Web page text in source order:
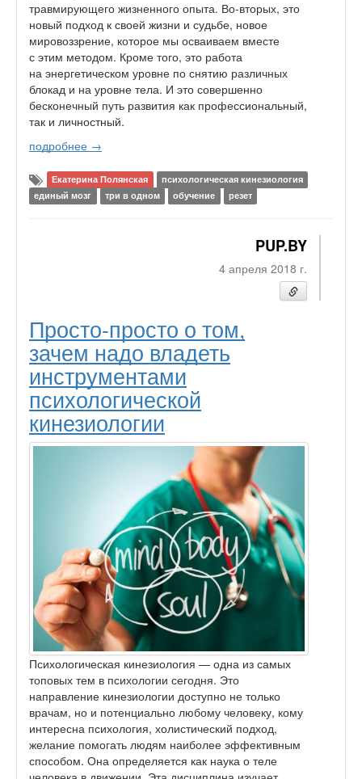
травмирующего жизненного опыта. Во-вторых, это
новый подход к своей жизни и судьбе, новое
мировоззрение, которое мы осваиваем вместе
с этим методом. Кроме того, это работа
на энергетическом уровне по снятию различных
блокад и на уровне тела. И это совершенно
бесконечный путь развития как профессиональный,
так и личностный.
подробнее →
Екатерина Полянская
психологическая кинезиология
единый мозг
три в одном обучение резет
PUP.BY
4 апреля 2018 г.
Просто-просто о том,
зачем надо владеть
инструментами
психологической
кинезиологии
Психологическая кинезиология — одна из самых
топовых тем в психологии сегодня. Это
направление кинезиологии доступно не только
врачам, но и потенциально любому человеку, кому
интересна психология, холистический подход,
желание помогать людям наиболее эффективным
способом. Она определяется как наука о теле